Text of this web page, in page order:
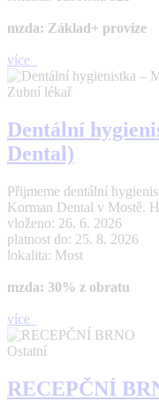
mzda: Základ+ provize
více
Zubní lékař
Dentální
Dental)
Přijmeme dentální
Korman Dental v Mostě.
vloženo: 26. 6. 2026
platnost do: 25. 8. 2026
lokalita: Most
mzda: 30% z obratu
více
Ostatní
RECEPČNÍ